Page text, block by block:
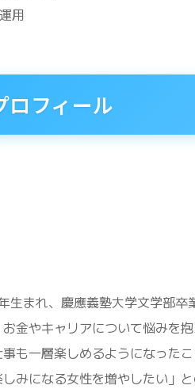
用
ロフィール
生まれ、慶應義塾大学文学部卒
金やキャリアについて悩みを
事も一層楽しめるようになった
しみになる女性を増やしたい」